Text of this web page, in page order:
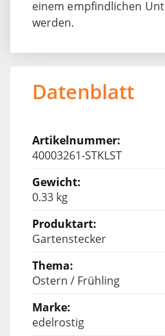
einem empfindlichen
werden.
Datenblatt
40003261-STKLST
0.33 kg
Gartenstecker
Ostern / Frühling
edelrostig